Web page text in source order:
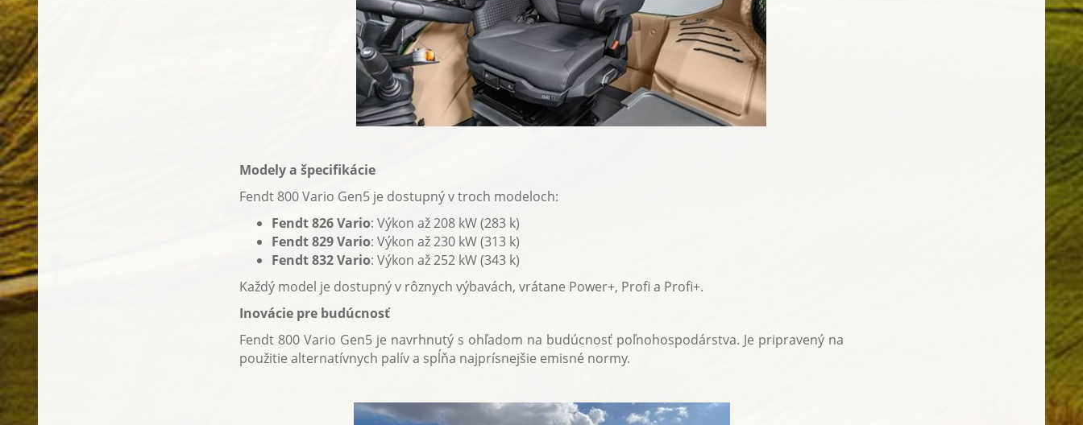
Modely a špecifikácie
Fendt 800 Vario Gen5 je dostupný v troch modeloch:
Fendt 826 Vario: Výkon až 208 kW (283 k)
Fendt 829 Vario: Výkon až 230 kW (313 k)
Fendt 832 Vario: Výkon až 252 kW (343 k)
Každý model je dostupný v rôznych výbavách, vrátane Power+, Profi a Profi+.
Inovácie pre budúcnosť
Fendt 800 Vario Gen5 je navrhnutý s ohľadom na budúcnosť poľnohospodárstva. Je pripravený na
použitie alternatívnych palív a spĺňa najprísnejšie emisné normy.